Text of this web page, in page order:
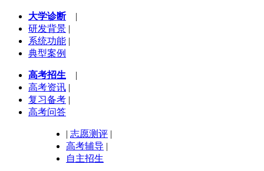
大学诊断|
研发背景 |
系统功能 |
典型案例
高考招生 |
高考资讯 |
复习备考 |
高考问答
| 志愿测评 |
高考辅导 |
自主招生